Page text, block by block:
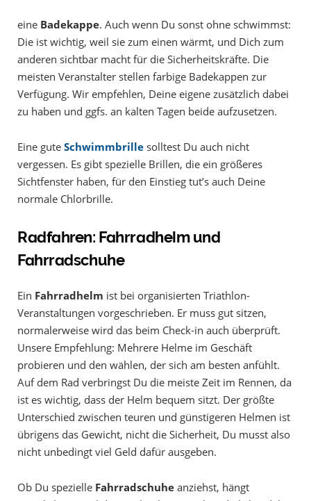
eine Badekappe. Auch wenn Du sonst ohne schwimmst:
Die ist wichtig, weil sie zum einen wärmt, und Dich zum
anderen sichtbar macht für die Sicherheitskräfte. Die
meisten Veranstalter stellen farbige Badekappen zur
Verfügung. Wir empfehlen, Deine eigene zusätzlich dabei
zu haben und ggfs. an kalten Tagen beide aufzusetzen.
Eine gute Schwimmbrille solltest Du auch nicht
vergessen. Es gibt spezielle Brillen, die ein größeres
Sichtfenster haben, für den Einstieg tut’s auch Deine
normale Chlorbrille.
Radfahren: Fahrradhelm und
Fahrradschuhe
Ein Fahrradhelm ist bei organisierten Triathlon-
Veranstaltungen vorgeschrieben. Er muss gut sitzen,
normalerweise wird das beim Check-in auch überprüft.
Unsere Empfehlung: Mehrere Helme im Geschäft
probieren und den wählen, der sich am besten anfühlt.
Auf dem Rad verbringst Du die meiste Zeit im Rennen, da
ist es wichtig, dass der Helm bequem sitzt. Der größte
Unterschied zwischen teuren und günstigeren Helmen ist
übrigens das Gewicht, nicht die Sicherheit, Du musst also
nicht unbedingt viel Geld dafür ausgeben.
Ob Du spezielle Fahrradschuhe anziehst, hängt